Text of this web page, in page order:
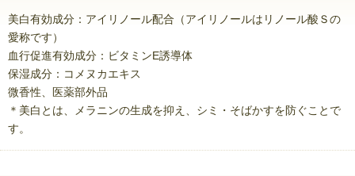
美白有効成分：アイリノール配合（アイリノールはリノール酸Ｓの
愛称です）
血行促進有効成分：ビタミンE誘導体
保湿成分：コメヌカエキス
微香性、医薬部外品
＊美白とは、メラニンの生成を抑え、シミ・そばかすを防ぐことで
す。